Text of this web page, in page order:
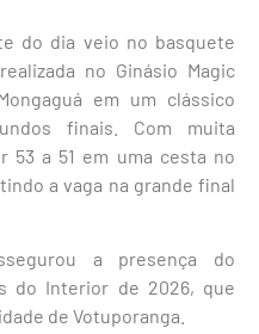
do dia veio no basquete
no Ginásio Magic
em um clássico
finais. Com muita
53 a 51 em uma cesta no
a vaga na grande final
a presença do
do Interior de 2026, que
de Votuporanga.